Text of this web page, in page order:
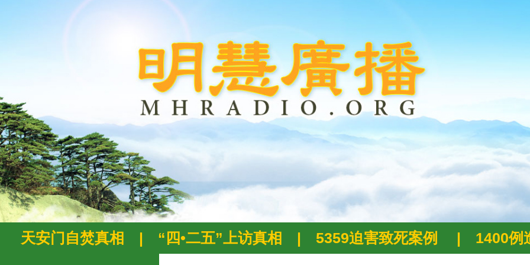
天安门自焚真相 | “四•二五”上访真相 | 5359迫害致死案例 | 1400例